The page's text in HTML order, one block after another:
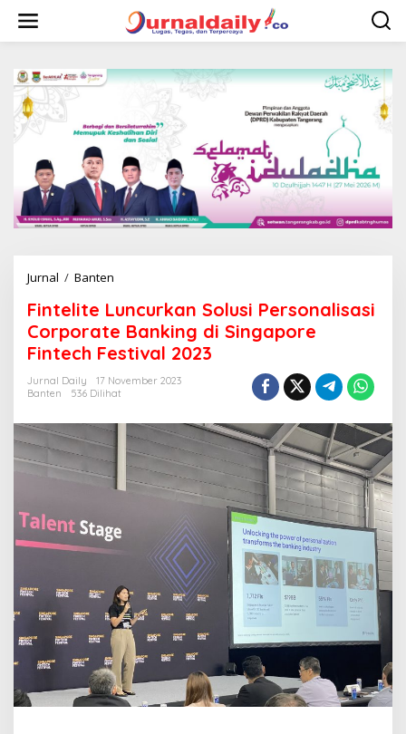
w
Jurnal / Banten
n
t
e
l
t
L
u
a
o
l
u
s
P
e
r
Fintelite Luncurkan Solusi Personalisasi
Corporate Banking di Singapore
Fintech Festival 2023
Jurnal Daily
17 November 2023
Banten
536 Dilihat